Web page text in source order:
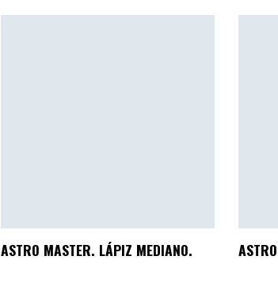
ASTRO MASTER. LÁPIZ MEDIANO.